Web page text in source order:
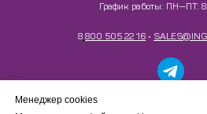
Менеджер cookiesРаботаем только с
График работы: ПН—ПТ:
8 800 505 22 16 •